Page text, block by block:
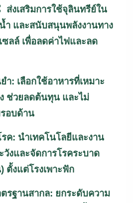
ส่งเสริมการใช้จุลินทรีย์ใน
ำ และสนับสนุนพลังงานทาง
ซลล์ เพื่อลดค่าไฟและลด
ำ: เลือกใช้อาหารที่เหมาะ
ช่วยลดต้นทุน และไม่
อบด้าน
ค: นำเทคโนโลยีและงาน
วังและจัดการโรคระบาด
ตั้งแต่โรงเพาะฟัก
รฐานสากล: ยกระดับความ